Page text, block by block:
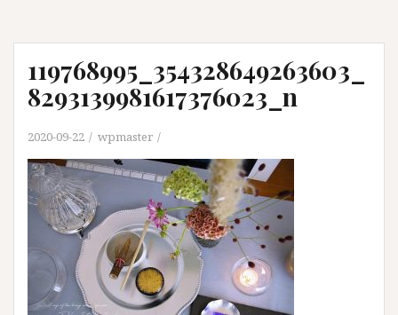
119768995_354328649263603_
8293139981617376023_n
2020-09-22 wpmaster